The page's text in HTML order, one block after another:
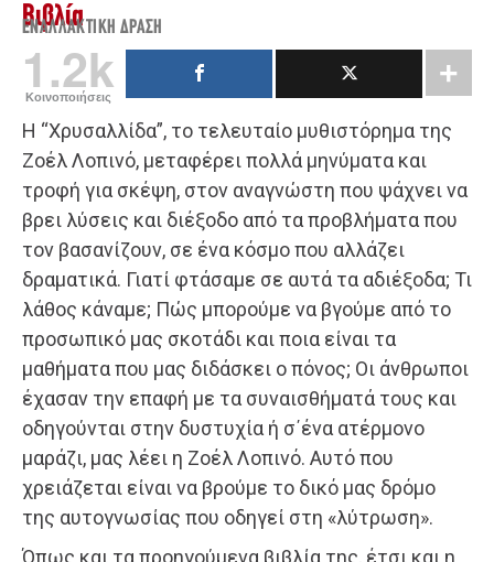
Βιβλία
ΕΝΑΛΛΑΚΤΙΚΉ ΔΡΆΣΗ
1.2k
Κοινοποιήσεις
Η “Χρυσαλλίδα”, το τελευταίο μυθιστόρημα της
Ζοέλ Λοπινό, μεταφέρει πολλά μηνύματα και
τροφή για σκέψη, στον αναγνώστη που ψάχνει να
βρει λύσεις και διέξοδο από τα προβλήματα που
τον βασανίζουν, σε ένα κόσμο που αλλάζει
δραματικά. Γιατί φτάσαμε σε αυτά τα αδιέξοδα; Τι
λάθος κάναμε; Πώς μπορούμε να βγούμε από το
προσωπικό μας σκοτάδι και ποια είναι τα
μαθήματα που μας διδάσκει ο πόνος; Οι άνθρωποι
έχασαν την επαφή με τα συναισθήματά τους και
οδηγούνται στην δυστυχία ή σ΄ένα ατέρμονο
μαράζι, μας λέει η Ζοέλ Λοπινό. Αυτό που
χρειάζεται είναι να βρούμε το δικό μας δρόμο
της αυτογνωσίας που οδηγεί στη «λύτρωση».
Όπως και τα προηγούμενα βιβλία της, έτσι και η